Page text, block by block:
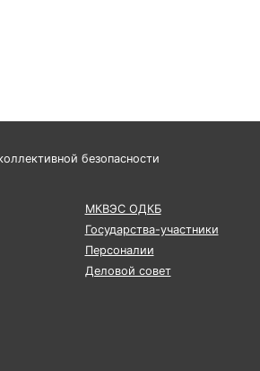
безопасности
МКВЭС ОДКБ
Государства-участники
Персоналии
Деловой совет